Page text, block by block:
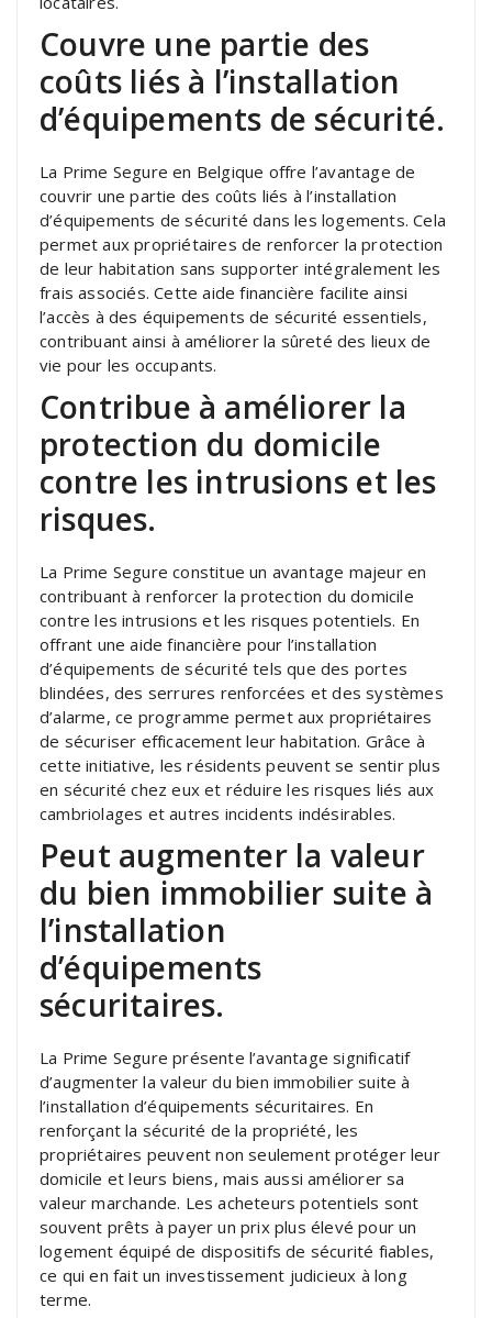
Couvre une partie des
coûts liés à l’installation
d’équipements de sécurité.
La Prime Segure en Belgique offre l’avantage de
couvrir une partie des coûts liés à l’installation
d’équipements de sécurité dans les logements. Cela
permet aux propriétaires de renforcer la protection
de leur habitation sans supporter intégralement les
frais associés. Cette aide financière facilite ainsi
l’accès à des équipements de sécurité essentiels,
contribuant ainsi à améliorer la sûreté des lieux de
vie pour les occupants.
Contribue à améliorer la
protection du domicile
contre les intrusions et les
risques.
La Prime Segure constitue un avantage majeur en
contribuant à renforcer la protection du domicile
contre les intrusions et les risques potentiels. En
offrant une aide financière pour l’installation
d’équipements de sécurité tels que des portes
blindées, des serrures renforcées et des systèmes
d’alarme, ce programme permet aux propriétaires
de sécuriser efficacement leur habitation. Grâce à
cette initiative, les résidents peuvent se sentir plus
en sécurité chez eux et réduire les risques liés aux
cambriolages et autres incidents indésirables.
Peut augmenter la valeur
du bien immobilier suite à
l’installation
d’équipements
sécuritaires.
La Prime Segure présente l’avantage significatif
d’augmenter la valeur du bien immobilier suite à
l’installation d’équipements sécuritaires. En
renforçant la sécurité de la propriété, les
propriétaires peuvent non seulement protéger leur
domicile et leurs biens, mais aussi améliorer sa
valeur marchande. Les acheteurs potentiels sont
souvent prêts à payer un prix plus élevé pour un
logement équipé de dispositifs de sécurité fiables,
ce qui en fait un investissement judicieux à long
terme.